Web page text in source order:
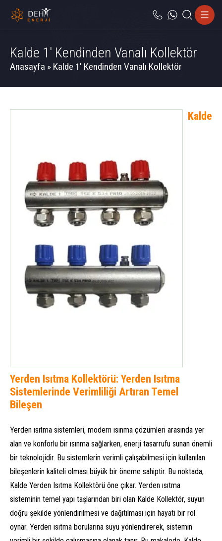
Kalde 1′ Kendinden Vanalı Kollektör
Anasayfa » Kalde 1′ Kendinden Vanalı Kollektör
Kalde
Yerden Isıtma Kollektörü: Yerden Isıtma
Sistemlerinde Verimliliği Artıran Temel
Bileşen
Yerden ısıtma sistemleri, modern ısınma çözümleri arasında yer
alan ve konforlu bir ısınma sağlarken, enerji tasarrufu sunan önemli
bir teknolojidir. Bu sistemlerin verimli çalışabilmesi için kullanılan
bileşenlerin kaliteli olması büyük bir öneme sahiptir. Bu noktada,
Kalde Yerden Isıtma Kollektörü öne çıkar. Yerden ısıtma
sisteminin temel yapı taşlarından biri olan Kalde Kollektör, suyun
doğru şekilde yönlendirilmesi ve dağıtılması için hayati bir rol
oynar. Yerden ısıtma borularına suyu yönlendirerek, sistemin